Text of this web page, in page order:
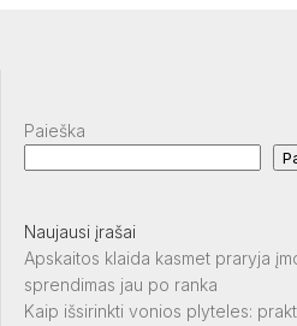
Paieška
Naujausi įrašai
Apskaitos klaida kasmet praryja
sprendimas jau po ranka
Kaip išsirinkti vonios plyteles: